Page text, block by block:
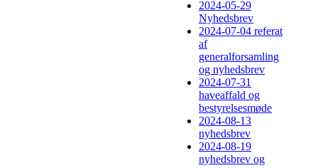
2024-05-29
Nyhedsbrev
2024-07-04 referat
af
generalforsamling
og nyhedsbrev
2024-07-31
haveaffald og
bestyrelsesmøde
2024-08-13
nyhedsbrev
2024-08-19
nyhedsbrev og